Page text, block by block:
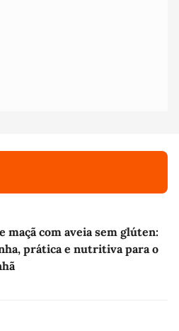
maçã com aveia sem glúten:
prática e nutritiva para o